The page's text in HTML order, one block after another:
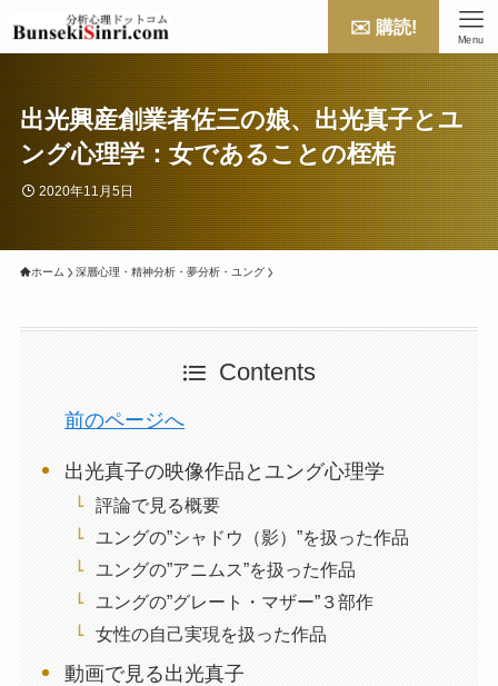
✉️ 購読!
Menu
出光興産創業者佐三の娘、出光真子とユ
ング心理学：女であることの桎梏
2020年11月5日
ホーム 深層心理・精神分析・夢分析・ユング
Contents
前のページへ
出光真子の映像作品とユング心理学
評論で見る概要
ユングの”シャドウ（影）”を扱った作品
ユングの”アニムス”を扱った作品
ユングの”グレート・マザー”３部作
女性の自己実現を扱った作品
動画で見る出光真子